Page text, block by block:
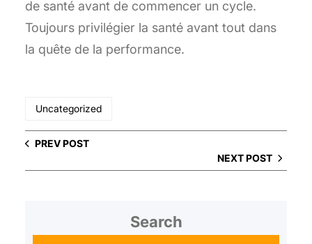
de santé avant de commencer un cycle.
Toujours privilégier la santé avant tout dans
la quête de la performance.
Uncategorized
PREV POST
NEXT POST
Search